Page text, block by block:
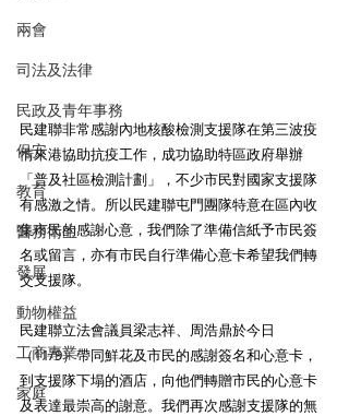
兩會
司法及法律
民政及青年事務
保安
教育
醫務衛生
發展
動物權益
工商專業
家庭
民建聯非常感謝內地核酸檢測支援隊在第三波疫
情來港協助抗疫工作，成功協助特區政府舉辦
「普及社區檢測計劃」，不少市民對國家支援隊
有感激之情。所以民建聯屯門團隊特意在區內收
集市民的感謝心意，我們除了準備信紙予市民簽
名或留言，亦有市民自行準備心意卡希望我們轉
交支援隊。
民建聯立法會議員梁志祥、周浩鼎於今日
（11/9）帶同鮮花及市民的感謝簽名和心意卡，
到支援隊下塌的酒店，向他們轉贈市民的心意卡
及表達最崇高的謝意。我們再次感謝支援隊的無